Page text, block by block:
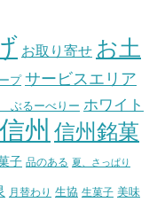
お取り寄せ お土
プ サービスエリア
るーべりー ホワイト
信州 信州銘菓
子 品のある 夏、さっぱり
月替わり 生協 生菓子 美味